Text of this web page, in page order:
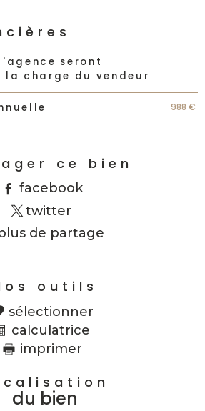
seront
charge du vendeur
988 €
ce bien
facebook
twitter
de partage
outils
sélectionner
calculatrice
imprimer
du bien